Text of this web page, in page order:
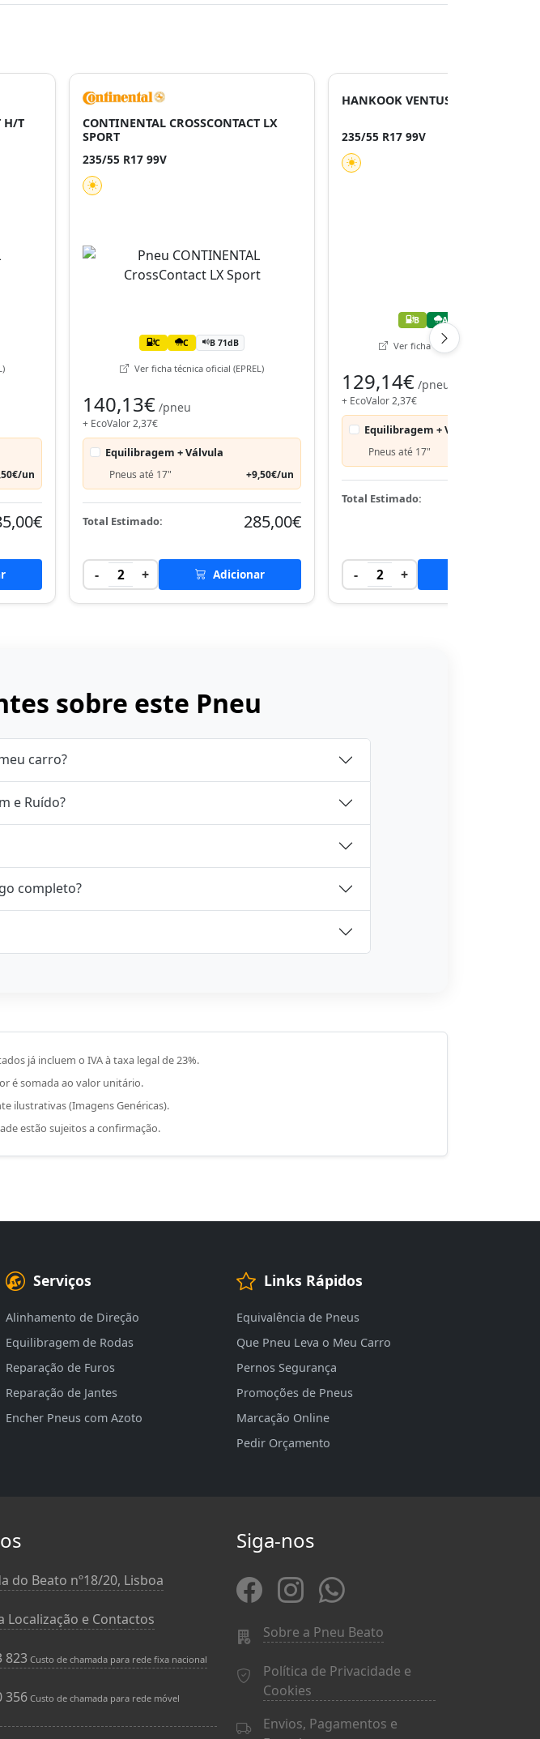
H/T
un
CONTINENTAL CROSSCONTACT LX
SPORT
235/55 R17 99V
C C B 71dB
Ver ficha técnica oficial (EPREL)
140,13€ /pneu
+ EcoValor 2,37€
Equilibragem + Válvula
Pneus até 17" +9,50€/un
Total Estimado: 285,00€
- 2 + Adicionar
HANKOOK VENTUS PRIME 4 K135A
235/55 R17 99V
B A
Ver ficha técnica oficial (EPREL)
129,14€ /pneu
+ EcoValor 2,37€
Equilibragem + Válvula
Pneus até 17"
Total Estimado:
- 2 +
sobre este Pneu
carro?
e Ruído?
completo?
já incluem o IVA à taxa legal de 23%.
é somada ao valor unitário.
ilustrativas (Imagens Genéricas).
estão sujeitos a confirmação.
Serviços
Alinhamento de Direção
Equilibragem de Rodas
Reparação de Furos
Reparação de Jantes
Encher Pneus com Azoto
Links Rápidos
Equivalência de Pneus
Que Pneu Leva o Meu Carro
Pernos Segurança
Promoções de Pneus
Marcação Online
Pedir Orçamento
do Beato nº18/20, Lisboa
Localização e Contactos
823 Custo de chamada para rede fixa nacional
356Custo de chamada para rede móvel
Siga-nos
Sobre a Pneu Beato
Política de Privacidade e
Cookies
Envios, Pagamentos e